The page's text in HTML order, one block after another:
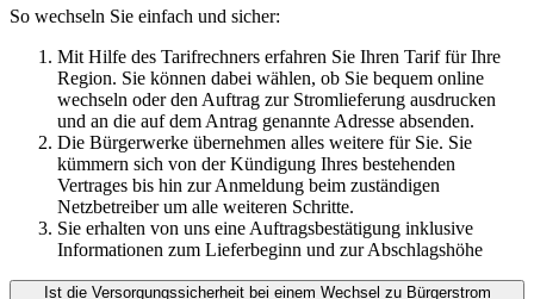
So wechseln Sie einfach und sicher:
Mit Hilfe des Tarifrechners erfahren Sie Ihren Tarif für Ihre
Region. Sie können dabei wählen, ob Sie bequem online
wechseln oder den Auftrag zur Stromlieferung ausdrucken
und an die auf dem Antrag genannte Adresse absenden.
Die Bürgerwerke übernehmen alles weitere für Sie. Sie
kümmern sich von der Kündigung Ihres bestehenden
Vertrages bis hin zur Anmeldung beim zuständigen
Netzbetreiber um alle weiteren Schritte.
Sie erhalten von uns eine Auftragsbestätigung inklusive
Informationen zum Lieferbeginn und zur Abschlagshöhe
Ist die Versorgungssicherheit bei einem Wechsel zu Bürgerstrom